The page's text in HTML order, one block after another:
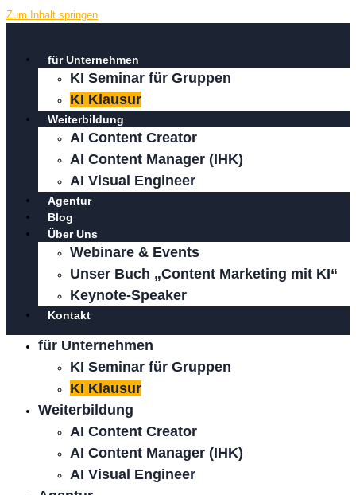
Zum Inhalt springen
für Unternehmen
KI Seminar für Gruppen
KI Klausur
Weiterbildung
AI Content Creator
AI Content Manager (IHK)
AI Visual Engineer
Agentur
Blog
Über Uns
Webinare & Events
Unser Buch „Content Marketing mit KI“
Keynote-Speaker
Kontakt
für Unternehmen
KI Seminar für Gruppen
KI Klausur
Weiterbildung
AI Content Creator
AI Content Manager (IHK)
AI Visual Engineer